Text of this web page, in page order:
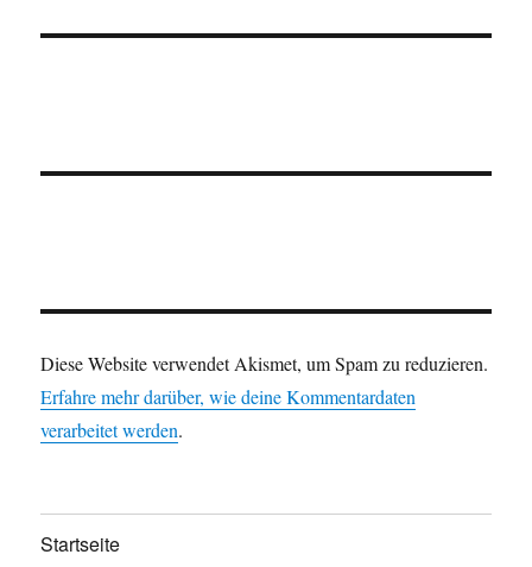
Diese Website verwendet Akismet, um Spam zu reduzieren.
Erfahre mehr darüber, wie deine Kommentardaten
verarbeitet werden.
Startseite